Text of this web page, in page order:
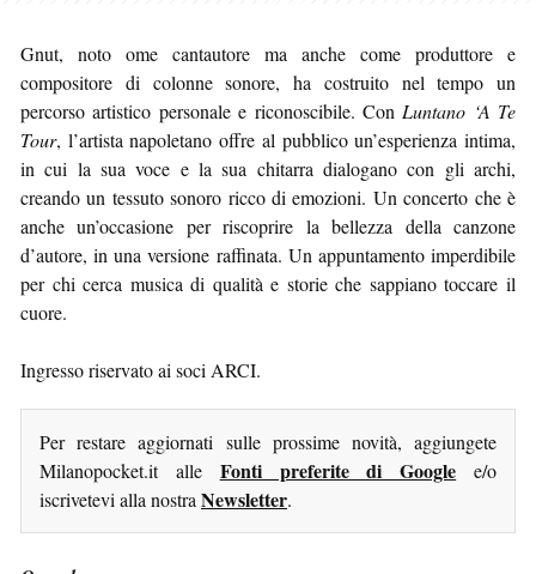
Gnut, noto ome cantautore ma anche come produttore e
compositore di colonne sonore, ha costruito nel tempo un
percorso artistico personale e riconoscibile. Con Luntano ‘A Te
Tour, l’artista napoletano offre al pubblico un’esperienza intima,
in cui la sua voce e la sua chitarra dialogano con gli archi,
creando un tessuto sonoro ricco di emozioni. Un concerto che è
anche un’occasione per riscoprire la bellezza della canzone
d’autore, in una versione raffinata. Un appuntamento imperdibile
per chi cerca musica di qualità e storie che sappiano toccare il
cuore.
Ingresso riservato ai soci ARCI.
Per restare aggiornati sulle prossime novità, aggiungete
Milanopocket.it alle Fonti preferite di Google e/o
iscrivetevi alla nostra Newsletter.